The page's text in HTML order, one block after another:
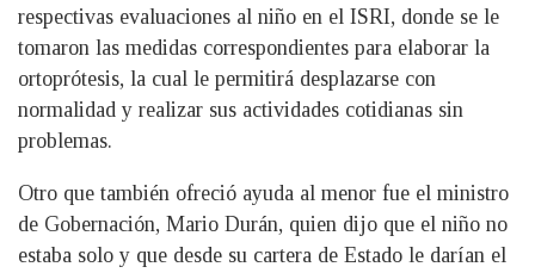
respectivas evaluaciones al niño en el ISRI, donde se le
tomaron las medidas correspondientes para elaborar la
ortoprótesis, la cual le permitirá desplazarse con
normalidad y realizar sus actividades cotidianas sin
problemas.
Otro que también ofreció ayuda al menor fue el ministro
de Gobernación, Mario Durán, quien dijo que el niño no
estaba solo y que desde su cartera de Estado le darían el